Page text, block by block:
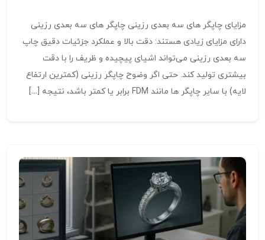
مزایای چاپگر های سه‌ بعدی رزینی چاپگر های سه‌ بعدی رزینی
دارای مزایای زیادی هستند: دقت بالا و عملکرد جزئیات دقیق چاپ
سه‌ بعدی رزینی می‌تواند اشیای پیچیده و ظریف را با دقت
بیشتری تولید کند. حتی اگر وضوح چاپگر رزینی (کمترین ارتفاع
لایه) با سایر چاپگر ها مانند FDM برابر یا کمتر باشد، نتیجه […]